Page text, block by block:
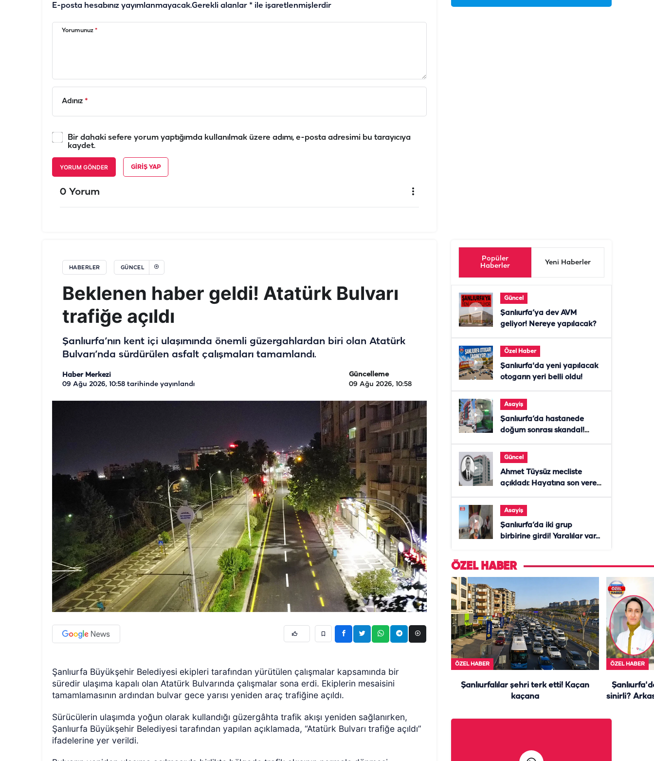
E-posta hesabınız yayımlanmayacak.Gerekli alanlar * ile işaretlenmişlerdir
Yorumunuz *
Adınız *
Bir dahaki sefere yorum yaptığımda kullanılmak üzere adımı, e-posta adresimi bu tarayıcıya
kaydet.
YORUM GÖNDER GIRIŞ YAP
0 Yorum
HABERLER GÜNCEL
Beklenen haber geldi! Atatürk Bulvarı
trafiğe açıldı
Şanlıurfa’nın kent içi ulaşımında önemli güzergahlardan biri olan Atatürk
Bulvarı’nda sürdürülen asfalt çalışmaları tamamlandı.
Haber Merkezi
09 Ağu 2026, 10:58 tarihinde yayınlandı
Güncelleme
09 Ağu 2026, 10:58
Şanlıurfa Büyükşehir Belediyesi ekipleri tarafından yürütülen çalışmalar kapsamında bir
süredir ulaşıma kapalı olan Atatürk Bulvarında çalışmalar sona erdi. Ekiplerin mesaisini
tamamlamasının ardından bulvar gece yarısı yeniden araç trafiğine açıldı.
Sürücülerin ulaşımda yoğun olarak kullandığı güzergâhta trafik akışı yeniden sağlanırken,
Şanlıurfa Büyükşehir Belediyesi tarafından yapılan açıklamada, “Atatürk Bulvarı trafiğe açıldı”
ifadelerine yer verildi.
Popüler
Haberler
Yeni Haberler
Güncel
Şanlıurfa’ya dev AVM
geliyor! Nereye yapılacak?
Özel Haber
Şanlıurfa'da yeni yapılacak
otogarın yeri belli oldu!
Asayiş
Şanlıurfa’da hastanede
doğum sonrası skandal!
Anne öldü, doktor tutuklandı
Güncel
Ahmet Tüysüz mecliste
açıkladı: Hayatına son veren
daire başkanı "İsteselerdi
ölmezdim" notunu bıraktı
Asayiş
Şanlıurfa’da iki grup
birbirine girdi! Yaralılar var...
ÖZEL HABER
ÖZEL HABER
Şanlıurfalılar şehri terk etti! Kaçan
kaçana
ÖZEL HABER
sinirli?